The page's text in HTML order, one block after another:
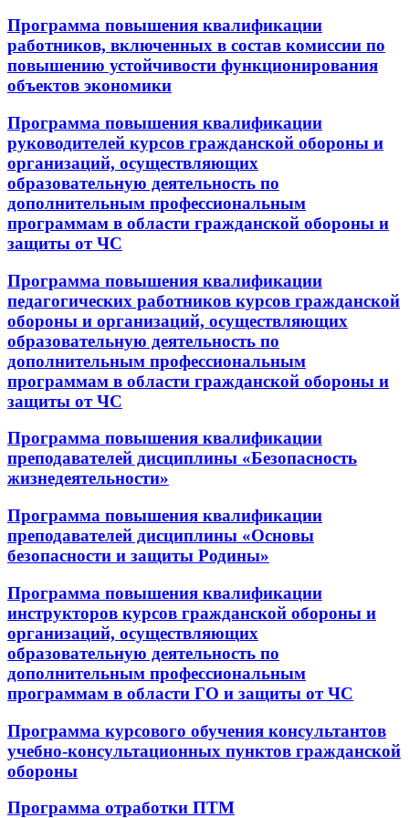
Программа повышения квалификации
работников, включенных в состав комиссии по
повышению устойчивости функционирования
объектов экономики
Программа повышения квалификации
руководителей курсов гражданской обороны и
организаций, осуществляющих
образовательную деятельность по
дополнительным профессиональным
программам в области гражданской обороны и
защиты от ЧС
Программа повышения квалификации
педагогических работников курсов гражданской
обороны и организаций, осуществляющих
образовательную деятельность по
дополнительным профессиональным
программам в области гражданской обороны и
защиты от ЧС
Программа повышения квалификации
преподавателей дисциплины «Безопасность
жизнедеятельности»
Программа повышения квалификации
преподавателей дисциплины «Основы
безопасности и защиты Родины»
Программа повышения квалификации
инструкторов курсов гражданской обороны и
организаций, осуществляющих
образовательную деятельность по
дополнительным профессиональным
программам в области ГО и защиты от ЧС
Программа курсового обучения консультантов
учебно-консультационных пунктов гражданской
обороны
Программа отработки ПТМ